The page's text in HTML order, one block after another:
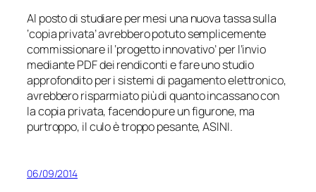
Al posto di studiare per mesi una nuova tassa sulla
‘copia privata’ avrebbero potuto semplicemente
commissionare il ‘progetto innovativo’ per l’invio
mediante PDF dei rendiconti e fare uno studio
approfondito per i sistemi di pagamento elettronico,
avrebbero risparmiato più di quanto incassano con
la copia privata, facendo pure un figurone, ma
purtroppo, il culo è troppo pesante, ASINI.
06/09/2014